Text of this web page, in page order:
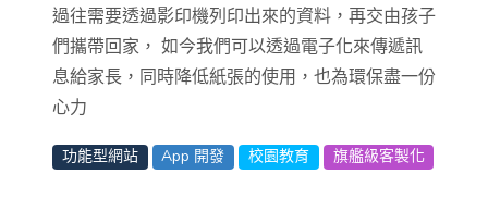
過往需要透過影印機列印出來的資料，再交由孩子
們攜帶回家， 如今我們可以透過電子化來傳遞訊
息給家長，同時降低紙張的使用，也為環保盡一份
心力
功能型網站 App 開發 校園教育 旗艦級客製化